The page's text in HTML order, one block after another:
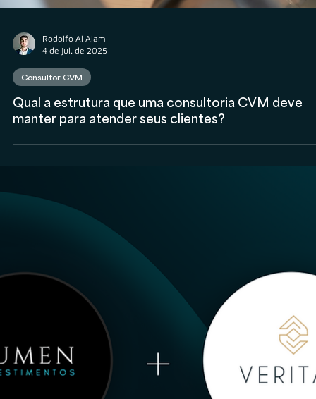
Rodolfo Al Alam
4 de jul. de 2025
Qual a estrutura que uma consultoria CVM deve
manter para atender seus clientes?